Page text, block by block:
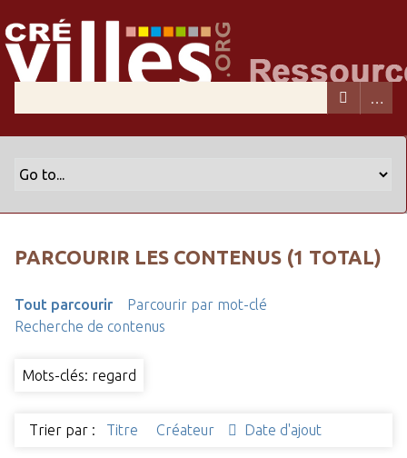
PARCOURIR LES CONTENUS (1 TOTAL)
Tout parcourir
Parcourir par mot-clé
Recherche de contenus
Mots-clés: regard
Trier par : Titre Créateur Date d'ajout